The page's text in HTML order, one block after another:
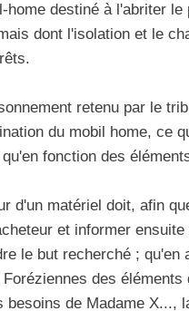
home destiné à l'abriter
dont l'isolation et le
retenu par le
du mobil home, ce
fonction des
d'un matériel doit, afin
et informer
le but recherché ;
des
besoins de Madame X...,